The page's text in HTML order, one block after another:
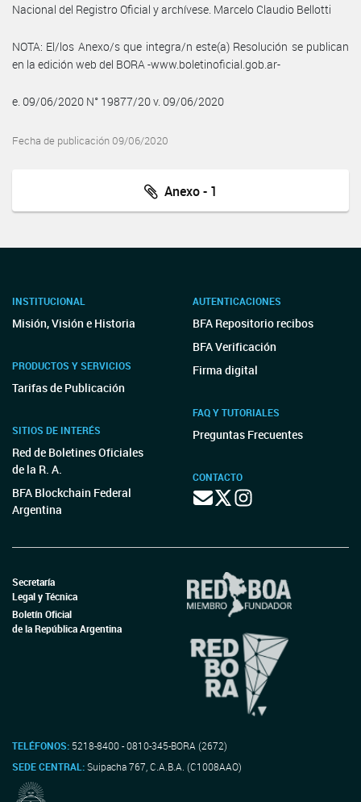
Nacional del Registro Oficial y archívese. Marcelo Claudio Bellotti
NOTA: El/los Anexo/s que integra/n este(a) Resolución se publican
en la edición web del BORA -www.boletinoficial.gob.ar-
e. 09/06/2020 N° 19877/20 v. 09/06/2020
Fecha de publicación 09/06/2020
Anexo - 1
INSTITUCIONAL
Misión, Visión e Historia
PRODUCTOS Y SERVICIOS
Tarifas de Publicación
SITIOS DE INTERÉS
Red de Boletines Oficiales
de la R. A.
BFA Blockchain Federal
Argentina
AUTENTICACIONES
BFA Repositorio recibos
BFA Verificación
Firma digital
FAQ Y TUTORIALES
Preguntas Frecuentes
CONTACTO
Secretaría
Legal y Técnica
Boletín Oficial
de la República Argentina
TELÉFONOS: 5218-8400 - 0810-345-BORA (2672)
SEDE CENTRAL:Suipacha 767, C.A.B.A. (C1008AAO)